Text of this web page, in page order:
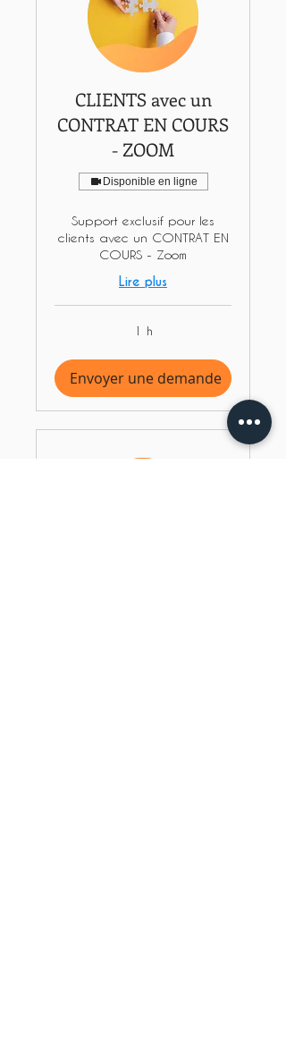
CLIENTS avec un
CONTRAT EN COURS
- ZOOM
Disponible en ligne
Support exclusif pour les
clients avec un CONTRAT EN
COURS - Zoom
Lire plus
1 h
Envoyer une demande